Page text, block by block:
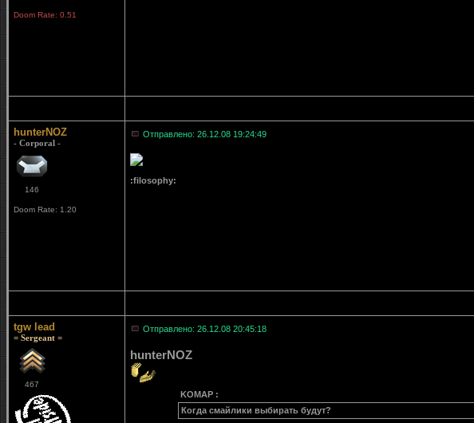
Doom Rate: 0.51
hunterNOZ
- Corporal -
146
Doom Rate: 1.20
Отправлено: 26.12.08 19:24:49
:filosophy:
tgw lead
= Sergeant =
467
Отправлено: 26.12.08 20:45:18
hunterNOZ
KOMAP :
Когда смайлики выбирать будут?